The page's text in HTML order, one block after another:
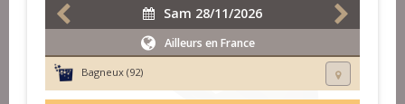
Sam 28/11/2026
Ailleurs en France
Bagneux (92)